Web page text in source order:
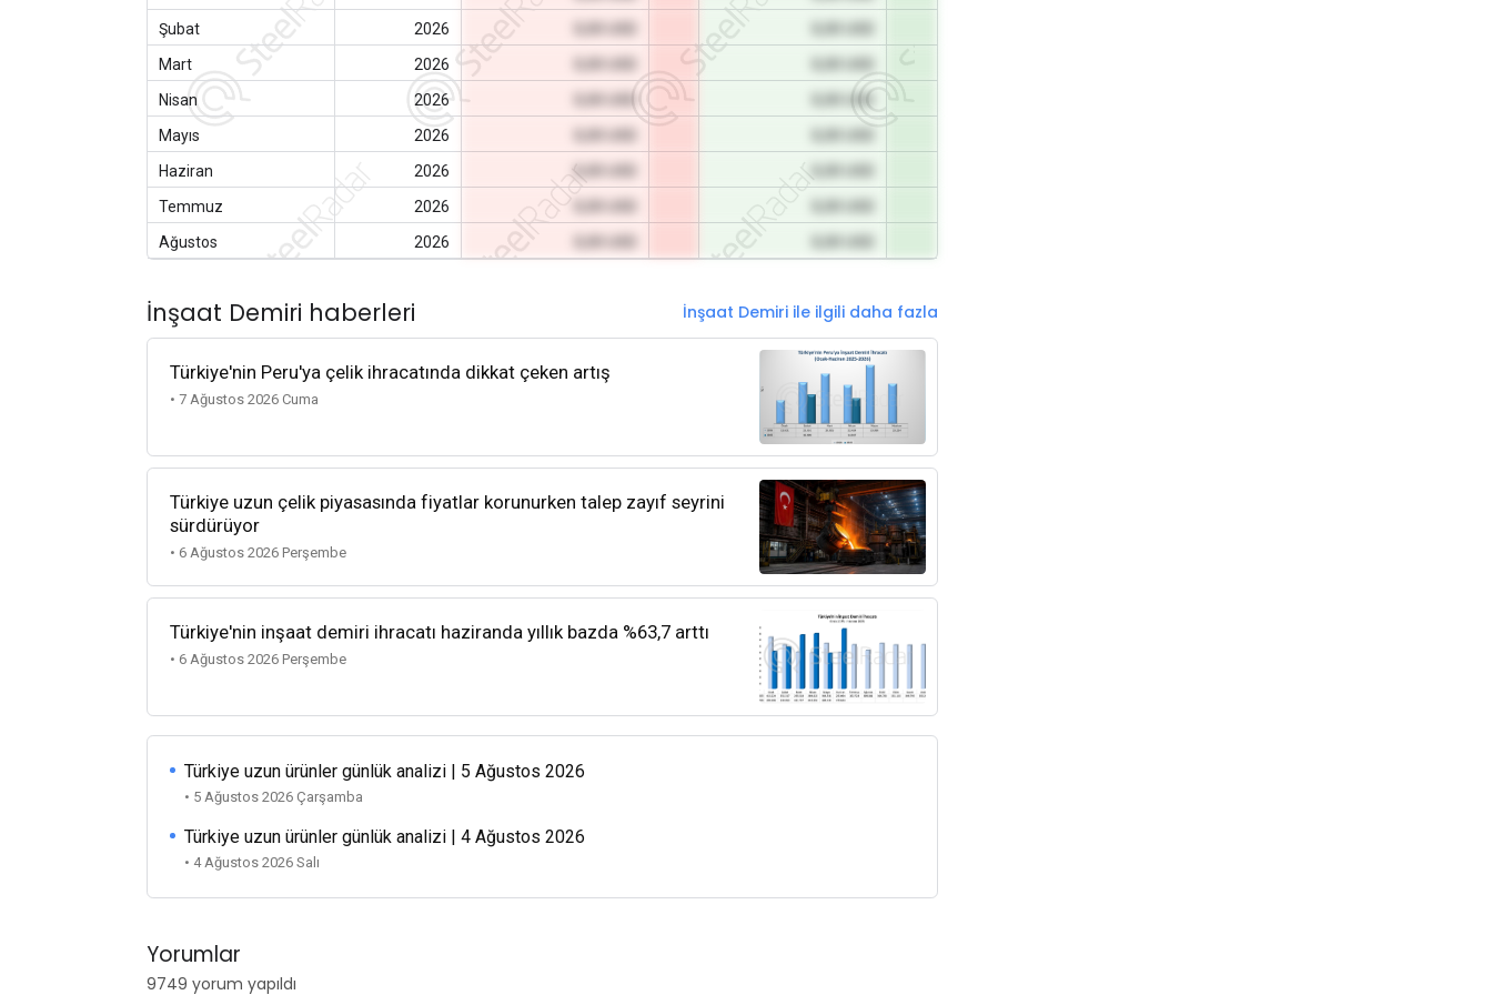
Şubat
2026
Mart
2026
Nisan
2026
0,00 USD
Mayıs
2026
Haziran
2026 0,00 USD
Temmuz
2026
Ağustos
2026
İnşaat Demiri haberleri İnşaat Demiri ile ilgili daha fazla
Türkiye'nin Peru'ya çelik ihracatında dikkat çeken artış
• 7 Ağustos 2026 Cuma
Türkiye uzun çelik piyasasında fiyatlar korunurken talep zayıf seyrini
sürdürüyor
• 6 Ağustos 2026 Perşembe
Türkiye'nin inşaat demiri ihracatı haziranda yıllık bazda %63,7 arttı
• 6 Ağustos 2026 Perşembe
Türkiye uzun ürünler günlük analizi | 5 Ağustos 2026
• 5 Ağustos 2026 Çarşamba
Türkiye uzun ürünler günlük analizi | 4 Ağustos 2026
• 4 Ağustos 2026 Salı
Yorumlar
9749 yorum yapıldı